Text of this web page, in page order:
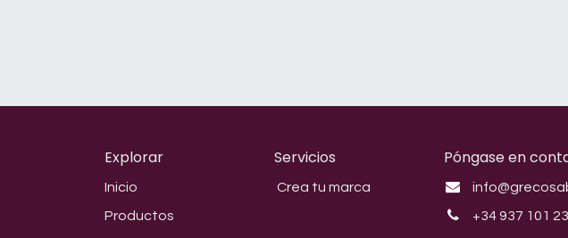
Explorar
Inicio
Productos
Servicios
Crea tu marca
Póngase en
+34 937 101